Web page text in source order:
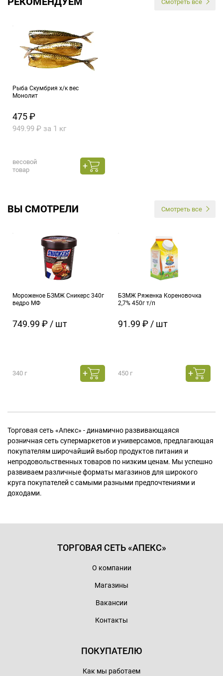
Смотреть все
Рыба Скумбрия х/к вес
Монолит
475 ₽
949.99 ₽ за 1 кг
весовой
товар
ВЫ СМОТРЕЛИ Смотреть все
Мороженое БЗМЖ Сникерс 340г
ведро МФ
749.99 ₽ / шт
340 г
БЗМЖ Ряженка Кореновочка
2,7% 450г т/п
91.99 ₽ / шт
450 г
Торговая сеть «Апекс» - динамично развивающаяся
розничная сеть супермаркетов и универсамов, предлагающая
покупателям широчайший выбор продуктов питания и
непродовольственных товаров по низким ценам. Мы успешно
развиваем различные форматы магазинов для широкого
круга покупателей с самыми разными предпочтениями и
доходами.
ТОРГОВАЯ СЕТЬ «АПЕКС»
О компании
Магазины
Вакансии
Контакты
ПОКУПАТЕЛЮ
Как мы работаем